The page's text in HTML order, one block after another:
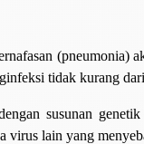
tidak kurang
susunan
virus lain yang